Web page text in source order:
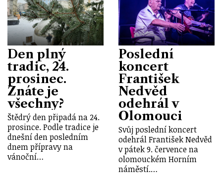
Den plný
tradic, 24.
prosinec.
Znáte je
všechny?
Štědrý den připadá na 24.
prosince. Podle tradice je
dnešní den posledním
dnem přípravy na
vánoční…
Poslední
koncert
František
Nedvěd
odehrál v
Olomouci
Svůj poslední koncert
odehrál František Nedvěd
v pátek 9. července na
olomouckém Horním
náměstí.…